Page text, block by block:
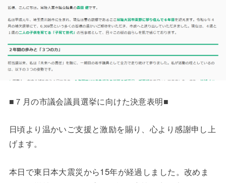
■７月の市議会議員選挙に向けた決意表明■
日頃より温かいご支援と激励を賜り、心より感謝申し上
げます。
本日で東日本大震災から15年が経過しました。改めま